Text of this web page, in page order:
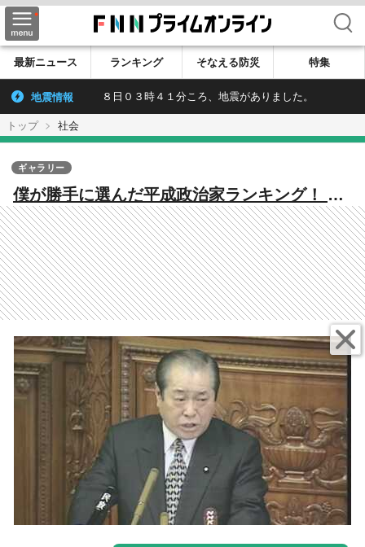
検索
最新ニュース ランキング そなえる防災 特集
地震情報 ８日０３時４１分ころ、地震がありました。
トップ 社会
僕が勝手に選んだ平成政治家ランキング！ 首
位は天才小泉と実績安倍を抑えてあの人だっ
た
ギャラリー